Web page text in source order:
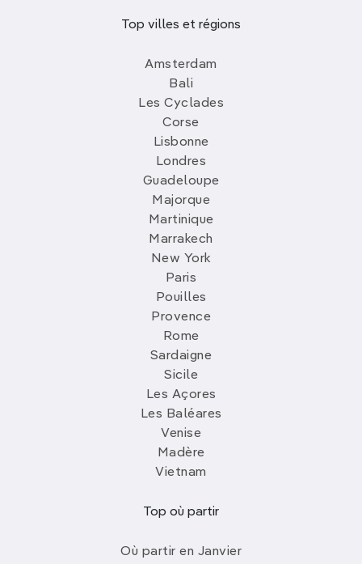
Top villes et régions
Amsterdam
Bali
Les Cyclades
Corse
Lisbonne
Londres
Guadeloupe
Majorque
Martinique
Marrakech
New York
Paris
Pouilles
Provence
Rome
Sardaigne
Sicile
Les Açores
Les Baléares
Venise
Madère
Vietnam
Top où partir
Où partir en Janvier